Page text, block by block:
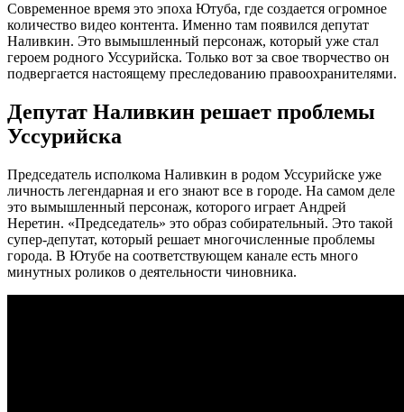
Современное время это эпоха Ютуба, где создается огромное
количество видео контента. Именно там появился депутат
Наливкин. Это вымышленный персонаж, который уже стал
героем родного Уссурийска. Только вот за свое творчество он
подвергается настоящему преследованию правоохранителями.
Депутат Наливкин решает проблемы
Уссурийска
Председатель исполкома Наливкин в родом Уссурийске уже
личность легендарная и его знают все в городе. На самом деле
это вымышленный персонаж, которого играет Андрей
Неретин. «Председатель» это образ собирательный. Это такой
супер-депутат, который решает многочисленные проблемы
города. В Ютубе на соответствующем канале есть много
минутных роликов о деятельности чиновника.